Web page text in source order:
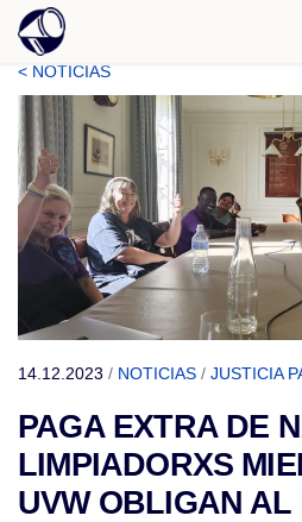
< NOTICIAS
14.12.2023 / NOTICIAS / JUSTICIA
PAGA EXTRA DE
LIMPIADORXS
UVW OBLIGAN AL